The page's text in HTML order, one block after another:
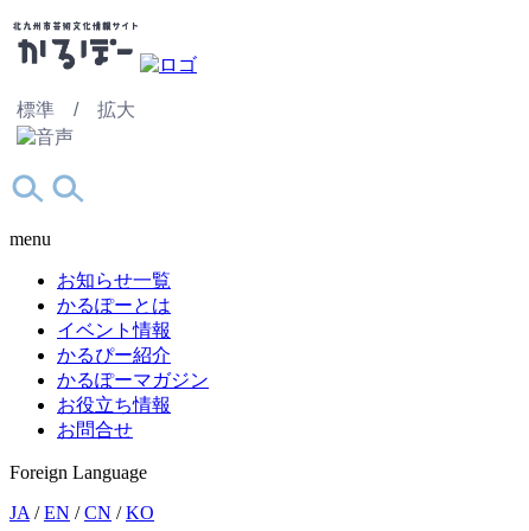
標準 / 拡大
menu
お知らせ一覧
かるぽーとは
イベント情報
かるぴー紹介
かるぽーマガジン
お役立ち情報
お問合せ
Foreign Language
JA /EN /CN /KO